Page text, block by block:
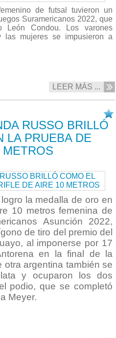
de futsal tuvieron un
Suramericanos 2022, que
Condou. Los varones
las mujeres se impusieron a
LEER MÁS ...
RUSSO BRILLÓ
LA PRUEBA DE
la medalla de oro en
10 metros femenina de
Asunción 2022,
de tiro del premio del
al imponerse por 17
en la final de la
otra argentina también se
y ocuparon los dos
podio, que se completó
Meyer.